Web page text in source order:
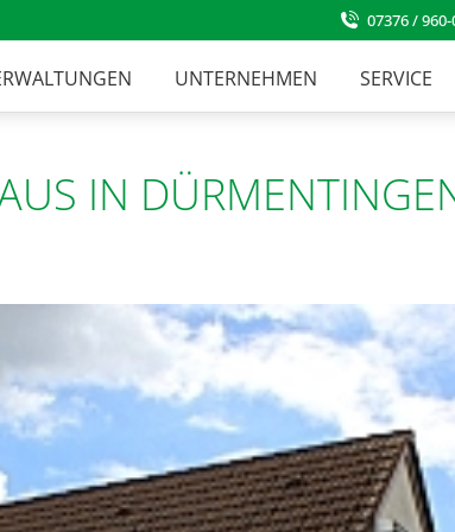
07376 / 960-
UNTERNEHMEN SERVICE
IN